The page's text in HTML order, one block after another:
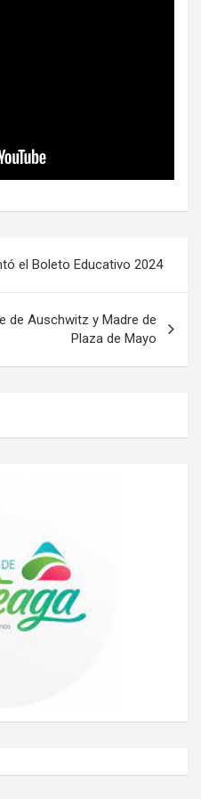
el Boleto Educativo 2024
de Auschwitz y Madre de
Plaza de Mayo